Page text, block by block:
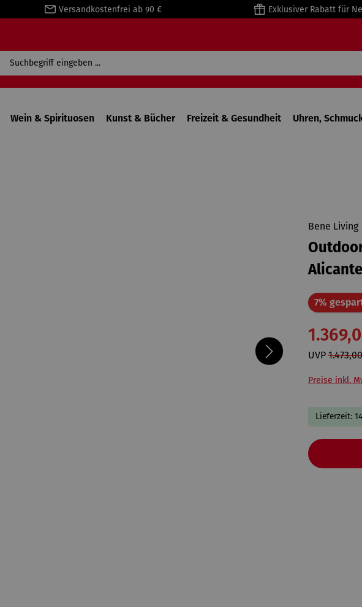
Versandkostenfrei ab 90 € Exklusiver Rabatt für
Wein & Spirituosen Kunst & Bücher Freizeit & Gesundheit Uhren,
Bene Living
Alicante
7%
UVP
Preise inkl.
Lieferzeit: